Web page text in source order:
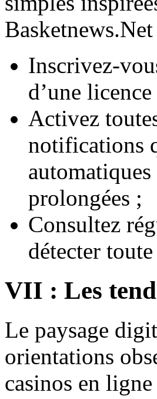
Basketnews.Net
Inscrivez-
d’une
Activez
notifications
prolongées ;
Consultez
détecter
VII : Les
Le paysage
orientations
casinos en